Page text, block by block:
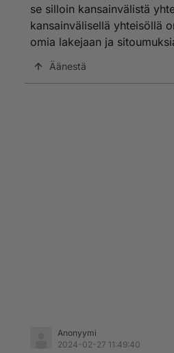
se silloin kansainvälistä
kansainvälisellä yhteisöllä
omia lakejaan ja
Äänestä
Anonyymi
2024-02-27 11:49:40